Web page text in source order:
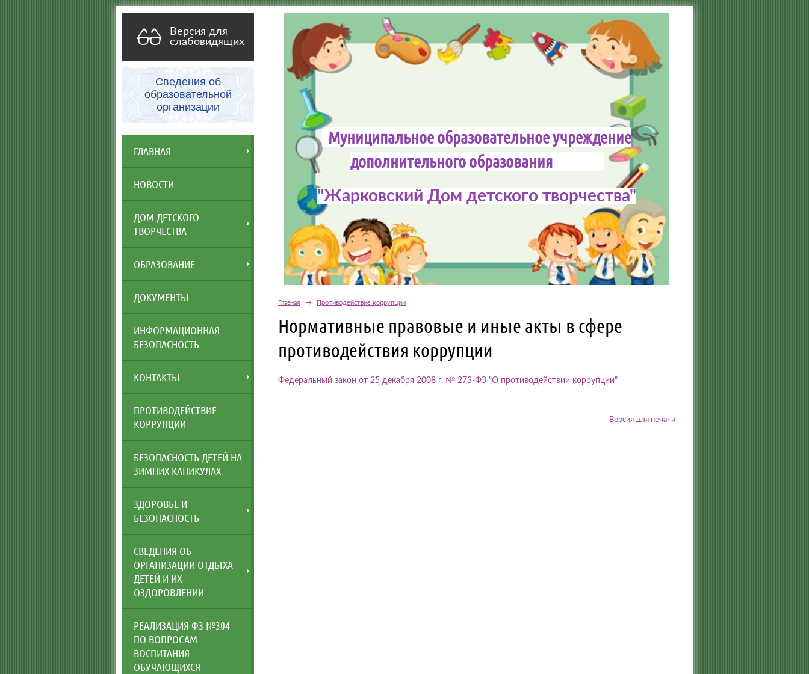
Версия для
слабовидящих
Сведения об
образовательной
организации
ГЛАВНАЯ
НОВОСТИ
ДОМ ДЕТСКОГО
ТВОРЧЕСТВА
ОБРАЗОВАНИЕ
ДОКУМЕНТЫ
ИНФОРМАЦИОННАЯ
БЕЗОПАСНОСТЬ
КОНТАКТЫ
ПРОТИВОДЕЙСТВИЕ
КОРРУПЦИИ
БЕЗОПАСНОСТЬ ДЕТЕЙ НА
ЗИМНИХ КАНИКУЛАХ
ЗДОРОВЬЕ И
БЕЗОПАСНОСТЬ
СВЕДЕНИЯ ОБ
ОРГАНИЗАЦИИ ОТДЫХА
ДЕТЕЙ И ИХ
ОЗДОРОВЛЕНИИ
РЕАЛИЗАЦИЯ ФЗ №304
ПО ВОПРОСАМ
ВОСПИТАНИЯ
ОБУЧАЮЩИХСЯ
Муниципальное образовательное учреждение
дополнительного образования
"Жарковский Дом детского творчества"
Главная → Противодействие коррупции
Нормативные правовые и иные акты в сфере
противодействия коррупции
Федеральный закон от 25 декабря 2008 г. № 273-ФЗ "О противодействии коррупции"
Версия для печати